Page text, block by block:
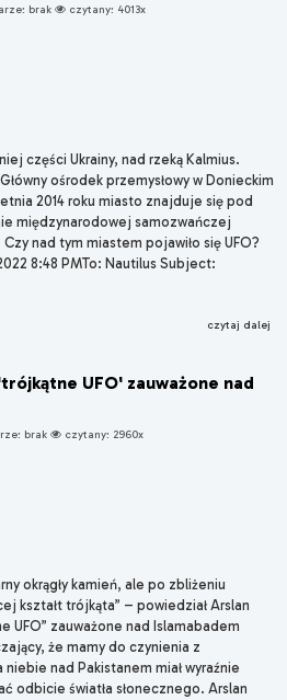
brak czytany: 4013x
części Ukrainy, nad rzeką Kalmius.
ośrodek przemysłowy w Donieckim
2014 roku miasto znajduje się pod
międzynarodowej samozwańczej
nad tym miastem pojawiło się UFO?
8:48 PMTo: Nautilus Subject:
czytaj dalej
UFO' zauważone nad
brak czytany: 2960x
okrągły kamień, ale po zbliżeniu
kształt trójkąta” – powiedział Arslan
UFO” zauważone nad Islamabadem
że mamy do czynienia z
nad Pakistanem miał wyraźnie
odbicie światła słonecznego. Arslan